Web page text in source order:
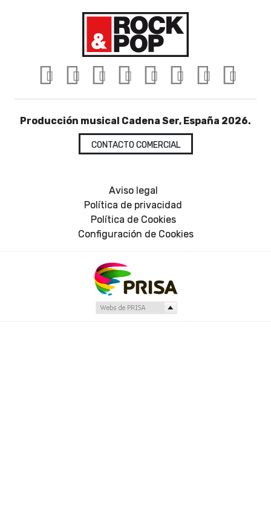
Producción musical Cadena Ser, España 2026.
CONTACTO COMERCIAL
Aviso legal
Política de privacidad
Política de Cookies
Configuración de Cookies